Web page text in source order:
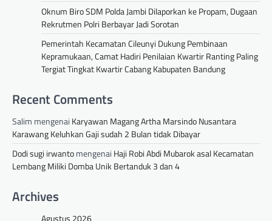
Oknum Biro SDM Polda Jambi Dilaporkan ke Propam, Dugaan
Rekrutmen Polri Berbayar Jadi Sorotan
Pemerintah Kecamatan Cileunyi Dukung Pembinaan
Kepramukaan, Camat Hadiri Penilaian Kwartir Ranting Paling
Tergiat Tingkat Kwartir Cabang Kabupaten Bandung
Recent Comments
Salim mengenai Karyawan Magang Artha Marsindo Nusantara
Karawang Keluhkan Gaji sudah 2 Bulan tidak Dibayar
Dodi sugi irwantomengenai Haji Robi Abdi Mubarok asal Kecamatan
Lembang Miliki Domba Unik Bertanduk 3 dan 4
Archives
Agustus 2026